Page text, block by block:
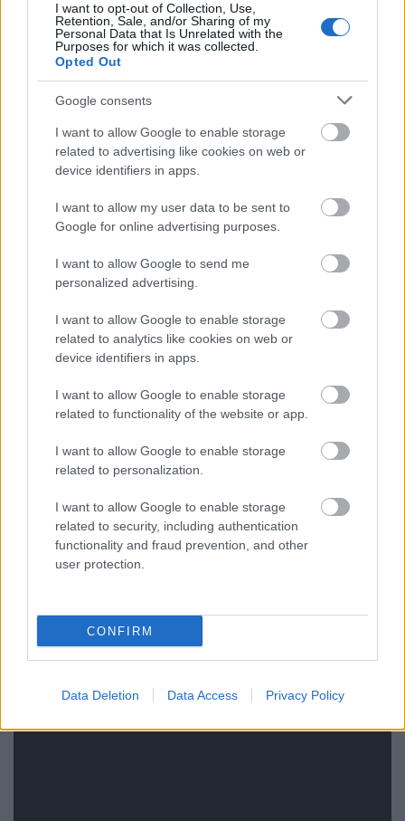
I want to opt-out of Collection, Use,
Retention, Sale, and/or Sharing of my
Personal Data that Is Unrelated with the
Purposes for which it was collected.
Opted Out
Google consents
I want to allow Google to enable storage
related to advertising like cookies on web or
device identifiers in apps.
I want to allow my user data to be sent to
Google for online advertising purposes.
I want to allow Google to send me
personalized advertising.
I want to allow Google to enable storage
related to analytics like cookies on web or
device identifiers in apps.
I want to allow Google to enable storage
related to functionality of the website or app.
I want to allow Google to enable storage
related to personalization.
I want to allow Google to enable storage
related to security, including authentication
functionality and fraud prevention, and other
user protection.
CONFIRM
Data Deletion Data Access Privacy Policy
1. "Szükség esetén én és a seggem itt vagyunk a
zseniálisan építették fel a börtönbe való bevonulás
végén látott jelenetet. Legendás!
+1. Hogy tudjuk, milyen lenne az élet szinkron